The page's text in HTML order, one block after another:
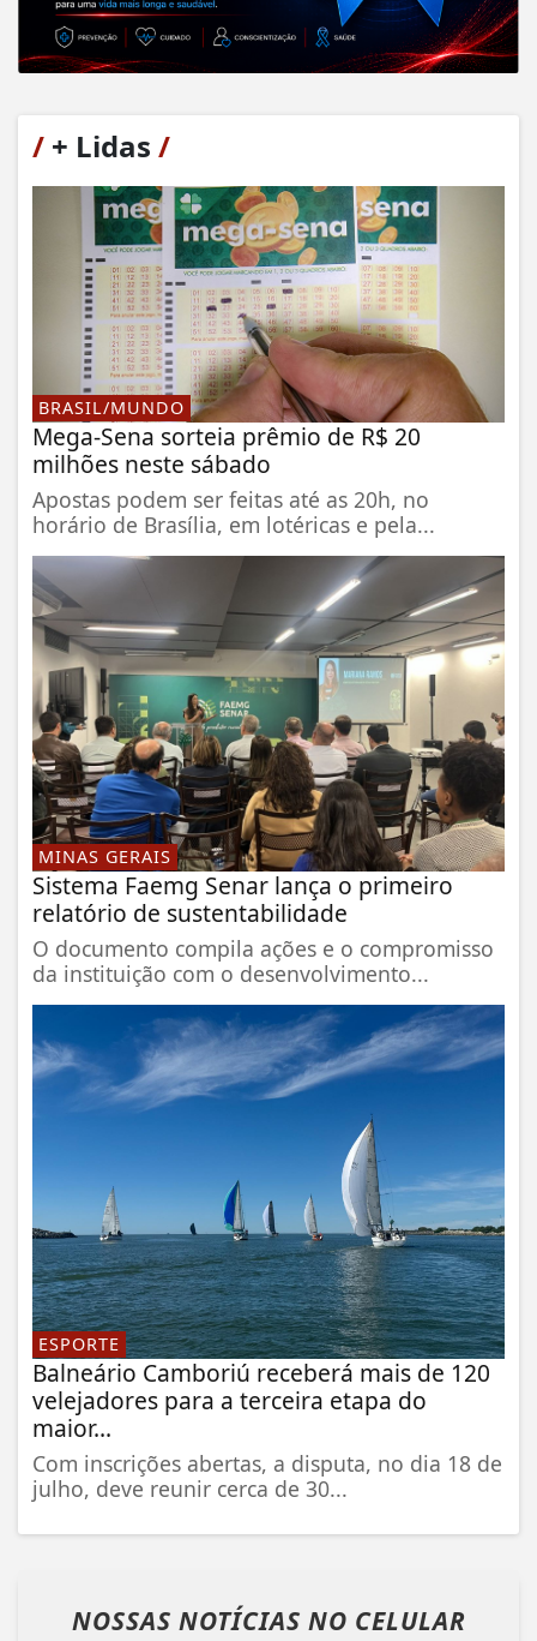
/ + Lidas /
BRASIL/MUNDO
Mega-Sena sorteia prêmio de R$ 20
milhões neste sábado
Apostas podem ser feitas até as 20h, no
horário de Brasília, em lotéricas e pela...
MINAS GERAIS
Sistema Faemg Senar lança o primeiro
relatório de sustentabilidade
O documento compila ações e o compromisso
da instituição com o desenvolvimento...
ESPORTE
Balneário Camboriú receberá mais de 120
velejadores para a terceira etapa do
maior...
Com inscrições abertas, a disputa, no dia 18 de
julho, deve reunir cerca de 30...
NOSSAS NOTÍCIAS NO CELULAR